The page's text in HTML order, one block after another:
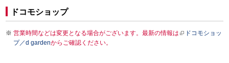
ドコモショップ
営業時間などは変更となる場合がございます。最新の情報は
ドコモショッ
プ／d gardenからご確認ください。